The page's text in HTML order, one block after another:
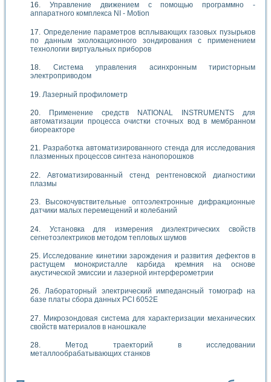
Управление движением с помощью программно -
аппаратного комплекса NI - Motion
Определение параметров всплывающих газовых пузырьков
по данным эхолокационного зондирования с применением
технологии виртуальных приборов
Система управления асинхронным тиристорным
электроприводом
Лазерный профилометр
Применение средств NATIONAL INSTRUMENTS для
автоматизации процесса очистки сточных вод в мембранном
биореакторе
Разработка автоматизированного стенда для исследования
плазменных процессов синтеза нанопорошков
Автоматизированный стенд рентгеновской диагностики
плазмы
Высокочувствительные оптоэлектронные дифракционные
датчики малых перемещений и колебаний
Установка для измерения диэлектрических свойств
сегнетоэлектриков методом тепловых шумов
Исследование кинетики зарождения и развития дефектов в
растущем монокристалле карбида кремния на основе
акустической эмиссии и лазерной интерферометрии
Лабораторный электрический импедансный томограф на
базе платы сбора данных PCI 6052E
Микрозондовая система для характеризации механических
свойств материалов в наношкале
Метод траекторий в исследовании
металлообрабатывающих станков